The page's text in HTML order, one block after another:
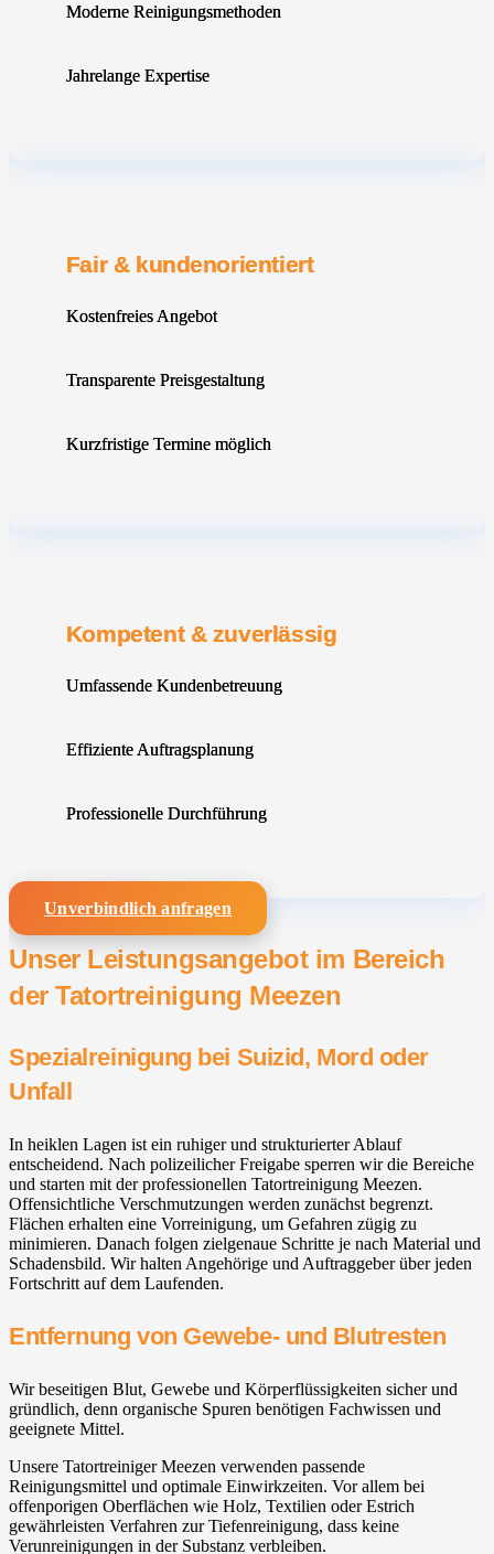
Moderne Reinigungsmethoden
Jahrelange Expertise
Fair & kundenorientiert
Kostenfreies Angebot
Transparente Preisgestaltung
Kurzfristige Termine möglich
Kompetent & zuverlässig
Umfassende Kundenbetreuung
Effiziente Auftragsplanung
Professionelle Durchführung
Unverbindlich anfragen
Unser Leistungsangebot im Bereich
der Tatortreinigung Meezen
Spezialreinigung bei Suizid, Mord oder
Unfall
In heiklen Lagen ist ein ruhiger und strukturierter Ablauf
entscheidend. Nach polizeilicher Freigabe sperren wir die Bereiche
und starten mit der professionellen Tatortreinigung Meezen.
Offensichtliche Verschmutzungen werden zunächst begrenzt.
Flächen erhalten eine Vorreinigung, um Gefahren zügig zu
minimieren. Danach folgen zielgenaue Schritte je nach Material und
Schadensbild. Wir halten Angehörige und Auftraggeber über jeden
Fortschritt auf dem Laufenden.
Entfernung von Gewebe- und Blutresten
Wir beseitigen Blut, Gewebe und Körperflüssigkeiten sicher und
gründlich, denn organische Spuren benötigen Fachwissen und
geeignete Mittel.
Unsere Tatortreiniger Meezen verwenden passende
Reinigungsmittel und optimale Einwirkzeiten. Vor allem bei
offenporigen Oberflächen wie Holz, Textilien oder Estrich
gewährleisten Verfahren zur Tiefenreinigung, dass keine
Verunreinigungen in der Substanz verbleiben.